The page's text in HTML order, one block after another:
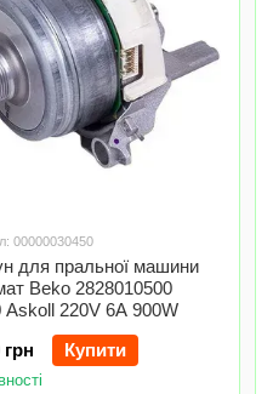
00000030450
для пральної машини
Beko 2828010500
Askoll 220V 6A 900W
грн
Купити